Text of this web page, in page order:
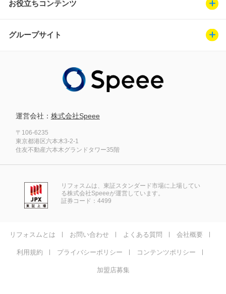
お役立ちコンテンツ
グループサイト
運営会社： 株式会社Speee
〒106-6235
東京都港区六本木3-2-1
住友不動産六本木グランドタワー35階
リフォスムは、東証スタンダード市場に上場してい
る株式会社Speeeが運営しています。
証券コード：4499
リフォスムとは お問い合わせ よくある質問 会社概要
利用規約 プライバシーポリシー コンテンツポリシー
加盟店募集